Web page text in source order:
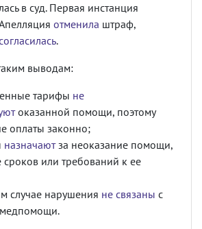
в суд. Первая инстанция
отменила штраф,
.
выводам:
тарифы не
оказанной помощи, поэтому
оплаты законно;
назначаютза неоказание помощи,
или требований к ее
случае нарушения не связаны с
медпомощи.